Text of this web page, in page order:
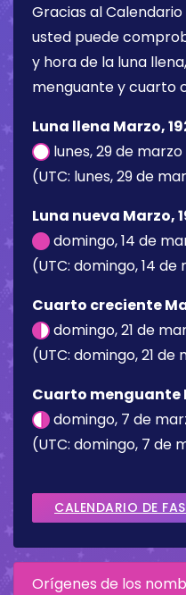
Gracias al
usted puede
y hora de la luna
menguante y cuarto
Luna llena Marzo,
lunes, 29 de marzo
(UTC: lunes, 29 de
Luna nueva Marzo,
domingo, 14 de
(UTC: domingo, 14 de
Cuarto creciente
domingo, 21 de
(UTC: domingo, 21 de
Cuarto menguante
domingo, 7 de
(UTC: domingo, 7 de
CALENDARIO DE
Orígenes de los